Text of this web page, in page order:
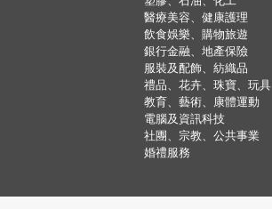
醫療美容、健康護理
飲食娛樂、購物旅遊
銀行金融、地產保險
服裝及配飾、紡織品
禮品、花卉、珠寶、玩具
教育、藝術、康體運動
電腦及資訊科技
社團、宗教、公共事業
婚禮服務